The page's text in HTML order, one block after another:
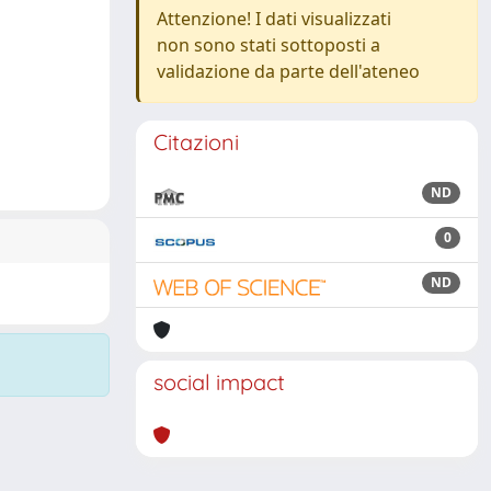
Attenzione! I dati visualizzati
non sono stati sottoposti a
validazione da parte dell'ateneo
Citazioni
ND
0
ND
social impact